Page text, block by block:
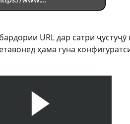
URL дар сатри
ҳама гуна